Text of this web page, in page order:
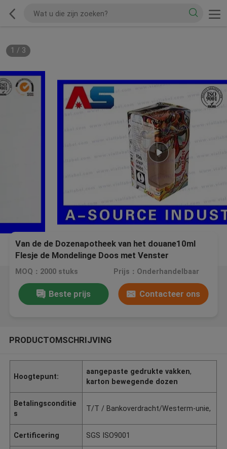
1 / 3
Van de de Dozenapotheek van het douane10ml
Flesje de Mondelinge Doos met Venster
Aangepast Embleemontwerp
MOQ：2000 stuks Prijs：Onderhandelbaar
Beste prijs Contacteer ons
PRODUCTOMSCHRIJVING
Hoogtepunt:
aangepaste gedrukte vakken,
karton bewegende dozen
Betalingsconditie
s
T/T / Bankoverdracht/Westerm-unie,
Certificering SGS ISO9001